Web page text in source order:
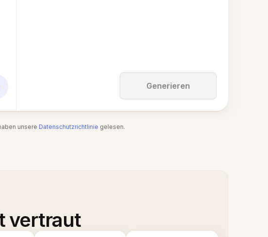
Generieren
unsere Datenschutzrichtlinie gelesen.
vertraut